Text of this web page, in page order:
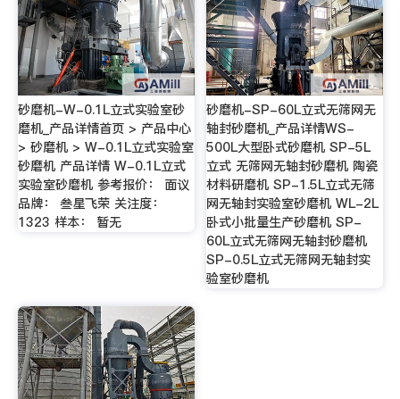
砂磨机-W-0.1L立式实验室砂
磨机_产品详情首页 > 产品中心
> 砂磨机 > W-0.1L立式实验室
砂磨机 产品详情 W-0.1L立式
实验室砂磨机 参考报价： 面议
品牌： 叁星飞荣 关注度：
1323 样本： 暂无
砂磨机-SP-60L立式无筛网无
轴封砂磨机_产品详情WS-
500L大型卧式砂磨机 SP-5L
立式 无筛网无轴封砂磨机 陶瓷
材料研磨机 SP-1.5L立式无筛
网无轴封实验室砂磨机 WL-2L
卧式小批量生产砂磨机 SP-
60L立式无筛网无轴封砂磨机
SP-0.5L立式无筛网无轴封实
验室砂磨机